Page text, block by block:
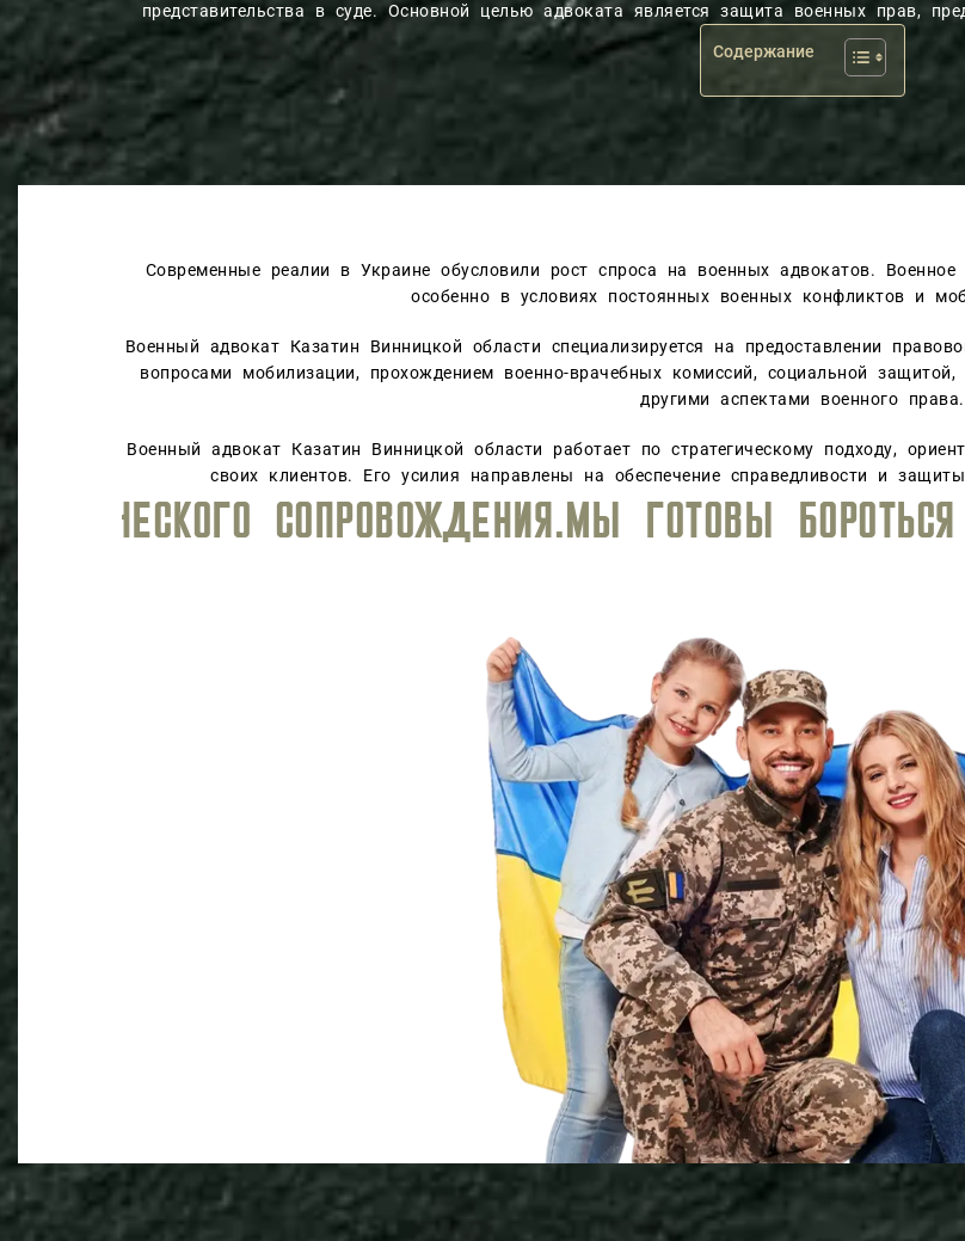
представительства в суде. Основной целью адвоката является защита военных прав,
Содержание
Современные реалии в Украине обусловили рост спроса на военных адвокатов.
особенно в условиях постоянных военных конфликтов и
Военный адвокат Казатин Винницкой области специализируется на предоставлении
вопросами мобилизации, прохождением военно-врачебных комиссий, социальной
другими аспектами военного права.
Военный адвокат Казатин Винницкой области работает по стратегическому подходу,
своих клиентов. Его усилия направлены на обеспечение справедливости и
БОРОТЬСЯ ЗА ВАШИ ПРАВА, ОБЕСПЕЧИВАЯ